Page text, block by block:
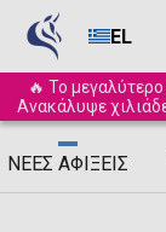
EL
🔥 Το
Ανακάλυψε
ΝΈΕΣ ΑΦΊΞΕΙΣ